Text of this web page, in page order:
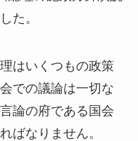
た。
はいくつもの政策
での議論は一切な
論の府である国会
ばなりません。